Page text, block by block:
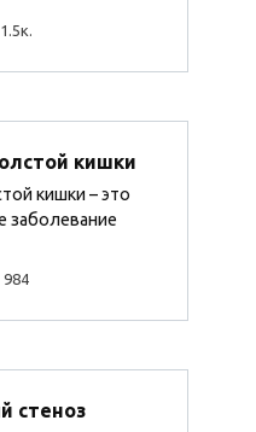
1.5к.
кишки
кишки – это
заболевание
984
стеноз